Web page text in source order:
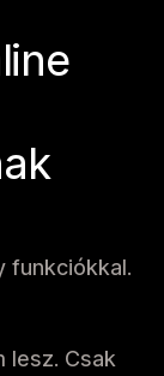
funkciókkal.
lesz. Csak